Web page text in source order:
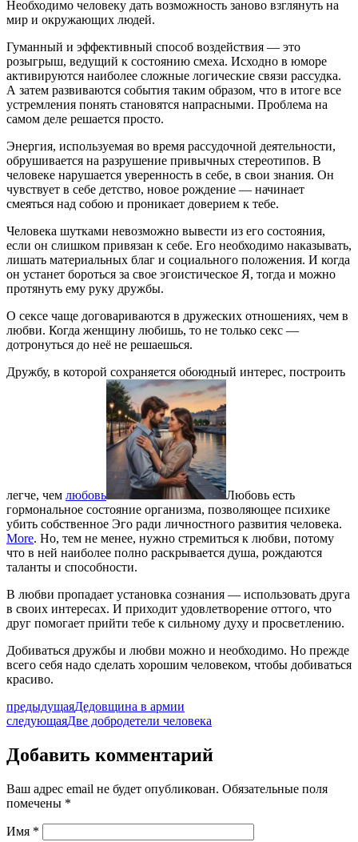
Необходимо человеку дать возможность заново взглянуть на
мир и окружающих людей.
Гуманный и эффективный способ воздействия — это
розыгрыш, ведущий к состоянию смеха. Исходно в юморе
активируются наиболее сложные логические связи рассудка.
А затем развиваются события таким образом, что в итоге все
устремления понять становятся напрасными. Проблема на
самом деле решается просто.
Энергия, используемая во время рассудочной деятельности,
обрушивается на разрушение привычных стереотипов. В
человеке нарушается уверенность в себе, в свои знания. Он
чувствует в себе детство, новое рождение — начинает
смеяться над собою и проникает доверием к тебе.
Человека шутками невозможно вывести из его состояния,
если он слишком привязан к себе. Его необходимо наказывать,
лишать материальных благ и социального положения. И когда
он устанет бороться за свое эгоистическое Я, тогда и можно
протянуть ему руку дружбы.
О сексе чаще договариваются в дружеских отношениях, чем в
любви. Когда женщину любишь, то не только секс —
дотронуться до неё не решаешься.
Дружбу, в которой сохраняется обоюдный интерес, построить
легче, чем любовь
Любовь есть
гормональное состояние организма, позволяющее психике
убить собственное Эго ради личностного развития человека.
More. Но, тем не менее, нужно стремиться к любви, потому
что в ней наиболее полно раскрывается душа, рождаются
таланты и способности.
В любви пропадает установка сознания — использовать друга
в своих интересах. И приходит удовлетворение оттого, что
друг помогает прийти тебе к сильному духу и просветлению.
Добиваться дружбы и любви можно и необходимо. Но прежде
всего себя надо сделать хорошим человеком, чтобы добиваться
красиво.
предыдущаяДедовщина в армии
следующаяДве добродетели человека
Добавить комментарий
Ваш адрес email не будет опубликован. Обязательные поля
помечены *
Имя *